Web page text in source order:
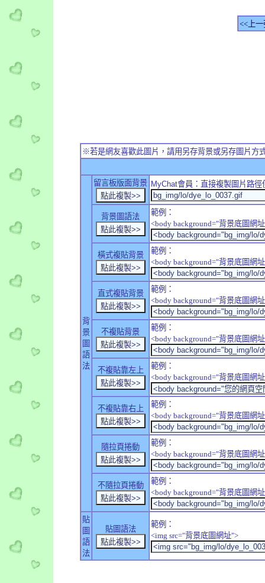
<<上一
※若是網友喜歡此圖片，請用另存背景或另存圖片方
背
景
圖
語
法
留言板版面背景 MyChat會員：直接複製圖片路
背景圖語法
範例：
<body background="背景底圖網
橫式複貼背景
範例：
<body background="背景底圖網
直式複貼背景
範例：
<body background="背景底圖網
不複貼背景
範例：
<body background="背景底圖網
不複貼靠左上
範例：
<body background="背景底圖網
不複貼靠右上
範例：
<body background="背景底圖網
隨拉頁捲動
範例：
<body background="背景底圖網
不隨拉頁捲動
範例：
<body background="背景底圖網
貼
圖
語
法
貼圖語法
範例：
<img src="背景底圖網址">